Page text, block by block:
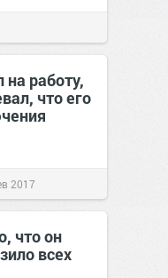
работу,
что его
2017
что он
всех